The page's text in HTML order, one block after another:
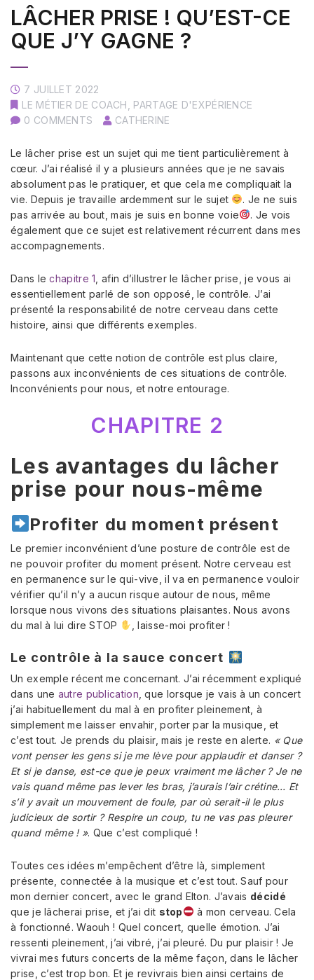
LÂCHER PRISE ! QU’EST-CE
QUE J’Y GAGNE ?
7 JUILLET 2022
LE MÉTIER DE COACH
PARTAGE D'EXPÉRIENCE
0 COMMENTS
CATHERINE
Le lâcher prise est un sujet qui me tient particulièrement à
cœur. J’ai réalisé il y a plusieurs années que je ne savais
absolument pas le pratiquer, et que cela me compliquait la
vie. Depuis je travaille ardemment sur le sujet
. Je ne suis
pas arrivée au bout, mais je suis en bonne voie
. Je vois
également que ce sujet est relativement récurrent dans mes
accompagnements.
Dans lechapitre 1 , afin d’illustrer le lâcher prise, je vous ai
essentiellement parlé de son opposé, le contrôle. J’ai
présenté la responsabilité de notre cerveau dans cette
histoire, ainsi que différents exemples.
Maintenant que cette notion de contrôle est plus claire,
passons aux inconvénients de ces situations de contrôle.
Inconvénients pour nous, et notre entourage.
CHAPITRE 2
Les avantages du lâcher
prise pour nous-même
Profiter du moment présent
Le premier inconvénient d’une posture de contrôle est de
ne pouvoir profiter du moment présent. Notre cerveau est
en permanence sur le qui-vive, il va en permanence vouloir
vérifier qu’il n’y a aucun risque autour de nous, même
lorsque nous vivons des situations plaisantes. Nous avons
du mal à lui dire STOP
, laisse-moi profiter !
Le contrôle à la sauce concert
Un exemple récent me concernant. J’ai récemment expliqué
dans une autre publication , que lorsque je vais à un concert
j’ai habituellement du mal à en profiter pleinement, à
simplement me laisser envahir, porter par la musique, et
c’est tout. Je prends du plaisir, mais je reste en alerte. « Que
vont penser les gens si je me lève pour applaudir et danser ?
Et si je danse, est-ce que je peux vraiment me lâcher ? Je ne
vais quand même pas lever les bras, j’aurais l’air crétine… Et
s’il y avait un mouvement de foule, par où serait-il le plus
judicieux de sortir ? Respire un coup, tu ne vas pas pleurer
quand même ! ». Que c’est compliqué !
Toutes ces idées m’empêchent d’être là, simplement
présente, connectée à la musique et c’est tout. Sauf pour
mon dernier concert, avec le grand Elton. J’avais décidé
que je lâcherai prise, et j’ai dit stop
à mon cerveau. Cela
à fonctionné. Waouh ! Quel concert, quelle émotion. J’ai
ressenti pleinement, j’ai vibré, j’ai pleuré. Du pur plaisir ! Je
vivrai mes futurs concerts de la même façon, dans le lâcher
prise, c’est trop bon. Et je revivrais bien ainsi certains de